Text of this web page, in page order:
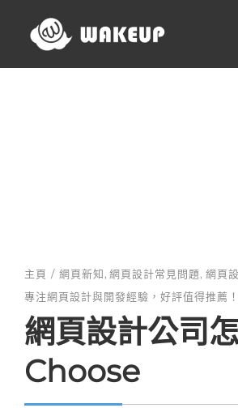
content
主頁 網頁新知 網頁設計常見問題 網頁
專注網頁設計與開發經驗，好評值得推薦！
網頁設計公司
Choose